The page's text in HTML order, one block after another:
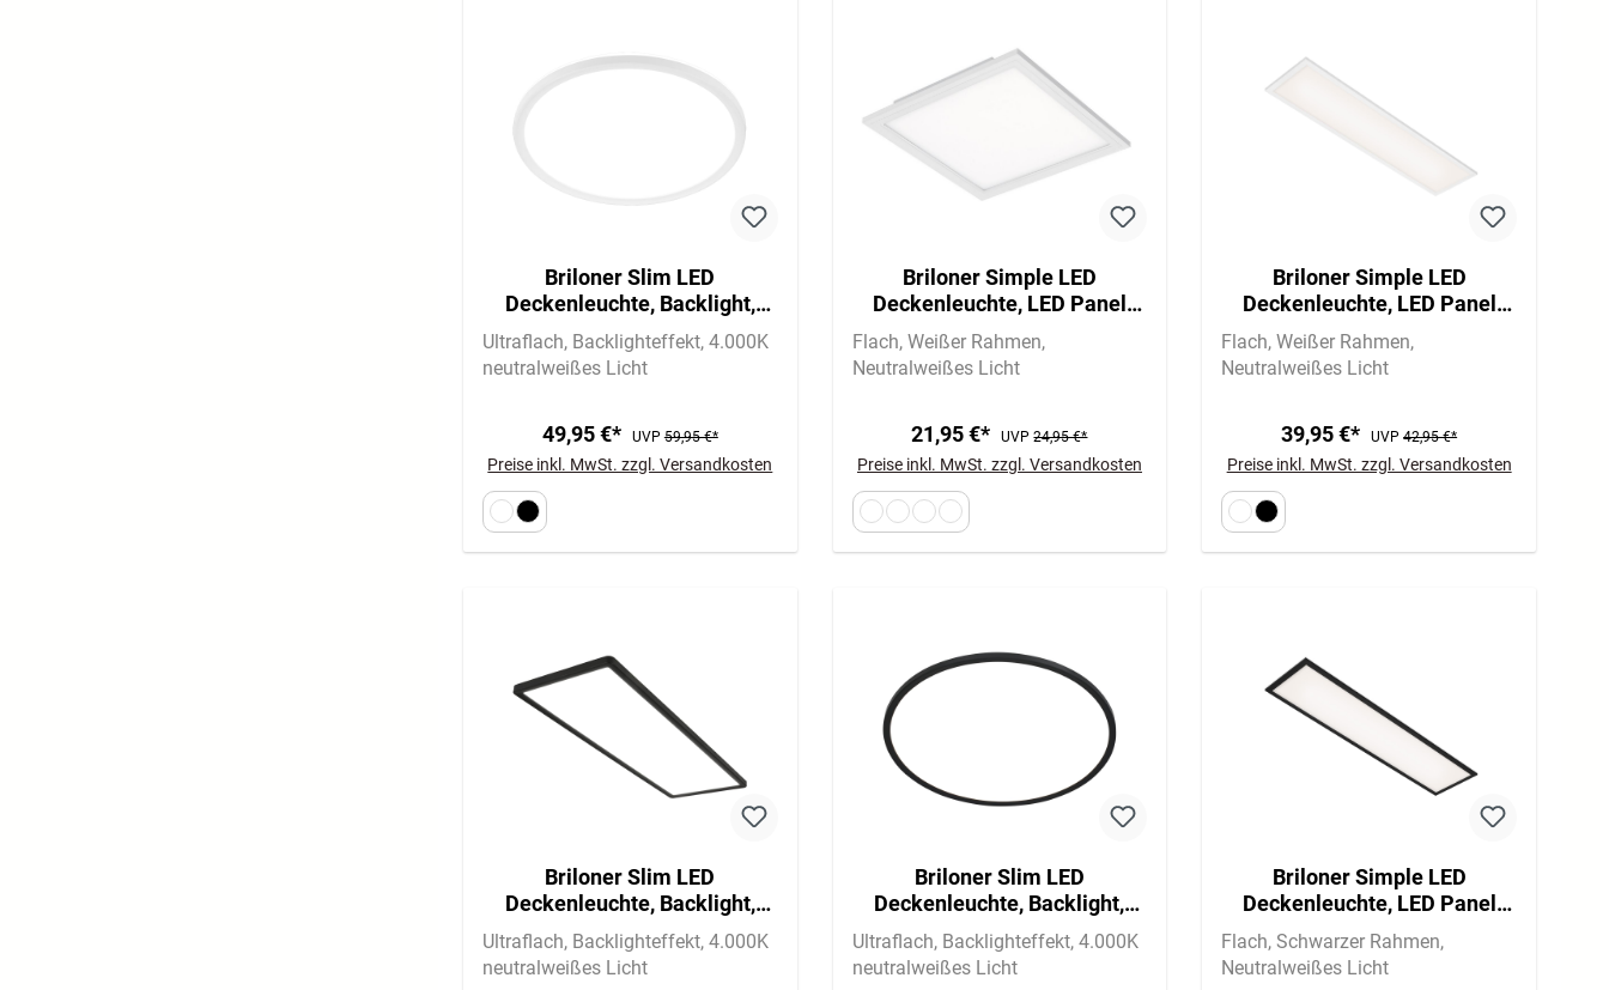
Briloner Slim LED
Deckenleuchte, Backlight,
Flach, Rund, 48cm, Weiß
Ultraflach Backlighteffekt 4.000K
neutralweißes Licht
49,95 €* UVP59,95 €*
Preise inkl. MwSt. zzgl. Versandkosten
Briloner Simple LED
Deckenleuchte, LED Panel
Flach, Eckig, 29,5x29,5 cm,
Weiß
Flach Weißer Rahmen
Neutralweißes Licht
21,95 €* UVP24,95 €*
Preise inkl. MwSt. zzgl. Versandkosten
Briloner Simple LED
Deckenleuchte, LED Panel
Flach, Eckig, 100x25 cm, Weiß
Flach Weißer Rahmen
Neutralweißes Licht
39,95 €* UVP42,95 €*
Preise inkl. MwSt. zzgl. Versandkosten
Briloner Slim LED
Deckenleuchte, Backlight,
Flach, Eckig, 58x20cm,
Schwarz
Ultraflach Backlighteffekt 4.000K
neutralweißes Licht
Briloner Slim LED
Deckenleuchte, Backlight,
Flach, Rund, 42cm, Schwarz
Ultraflach Backlighteffekt 4.000K
neutralweißes Licht
Briloner Simple LED
Deckenleuchte, LED Panel
Flach, Eckig, 100x25 cm,
Schwarz
Flach Schwarzer Rahmen
Neutralweißes Licht